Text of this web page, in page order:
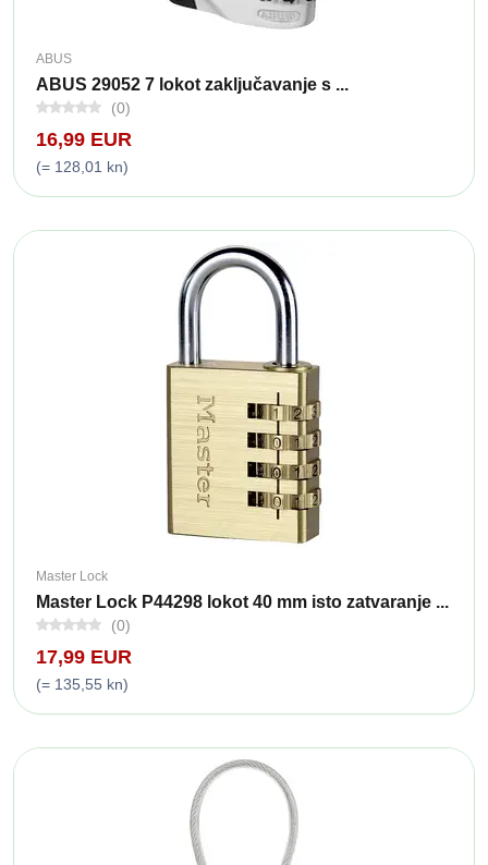
ABUS
ABUS 29052 7 lokot zaključavanje s ...
(0)
16,99 EUR
(= 128,01 kn)
Master Lock
Master Lock P44298 lokot 40 mm isto zatvaranje ...
(0)
17,99 EUR
(= 135,55 kn)